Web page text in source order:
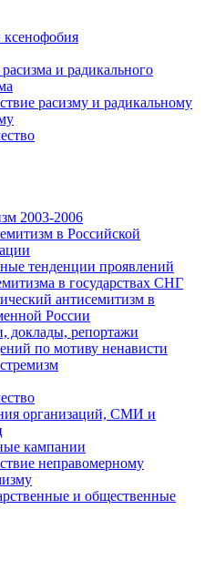
и радикального
расизму и радикальному
2003-2006
в Российской
тенденции проявлений
в государствах СНГ
антисемитизм в
России
доклады, репортажи
по мотиву ненависти
организаций, СМИ и
кампании
неправомерному
и общественные